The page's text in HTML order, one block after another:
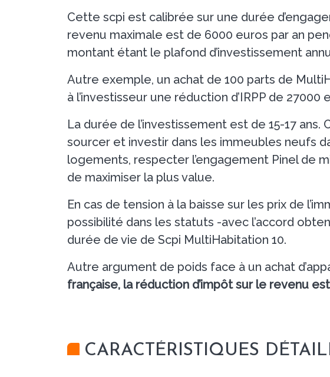
Cette scpi est calibrée sur une durée
revenu maximale est de 6000 euros par an
montant étant le plafond d’investissement
Autre exemple, un achat de 100 parts de
à l’investisseur une réduction d’IRPP de
La durée de l’investissement est de 15-17
sourcer et investir dans les immeubles neufs
logements, respecter l’engagement Pinel de
de maximiser la plus value.
En cas de tension à la baisse sur les prix de
possibilité dans les statuts -avec l’accord
durée de vie de Scpi MultiHabitation 10.
Autre argument de poids face à un achat
française, la réduction d’impôt sur le revenu
CARACTÉRISTIQUES